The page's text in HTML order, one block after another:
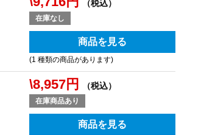
（税込）
在庫なし
商品を見る
(1 種類の商品があります)
\8,957円 （税込）
在庫商品あり
商品を見る